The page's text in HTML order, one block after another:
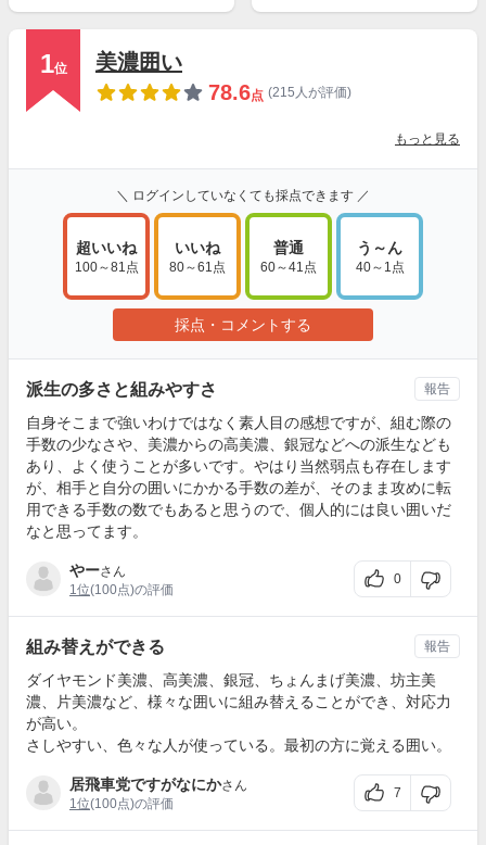
1位
美濃囲い
78.6点 (215人が評価)
もっと見る
＼ ログインしていなくても採点できます ／
超いいね
100～81点
いいね
80～61点
普通
60～41点
う～ん
40～1点
採点・コメントする
派生の多さと組みやすさ
自身そこまで強いわけではなく素人目の感想ですが、組む際の
手数の少なさや、美濃からの高美濃、銀冠などへの派生なども
あり、よく使うことが多いです。やはり当然弱点も存在します
が、相手と自分の囲いにかかる手数の差が、そのまま攻めに転
用できる手数の数でもあると思うので、個人的には良い囲いだ
なと思ってます。
やーさん
1位(100点)の評価
0
報告
組み替えができる
ダイヤモンド美濃、高美濃、銀冠、ちょんまげ美濃、坊主美
濃、片美濃など、様々な囲いに組み替えることができ、対応力
が高い。
さしやすい、色々な人が使っている。最初の方に覚える囲い。
居飛車党ですがなにかさん
1位(100点)の評価
7
報告